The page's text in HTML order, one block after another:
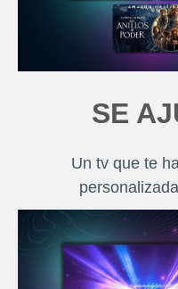
SE
Un tv que te